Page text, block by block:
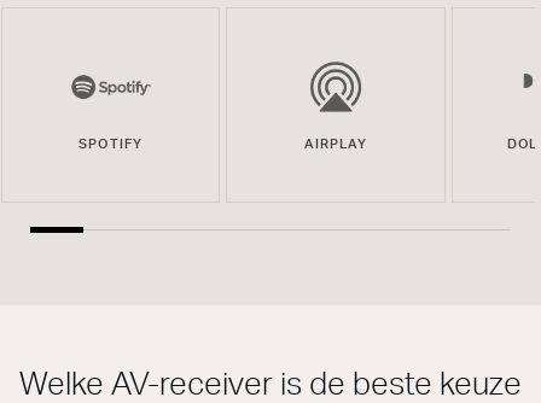
SPOTIFY AIRPLAY
Welke AV-receiver is de beste keuze